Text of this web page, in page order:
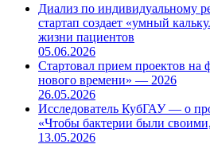
Диализ по индивидуальному
стартап создает «умный
жизни пациентов
05.06.2026
Стартовал прием проектов
нового времени» — 2026
26.05.2026
Исследователь КубГАУ — о
«Чтобы бактерии были
13.05.2026